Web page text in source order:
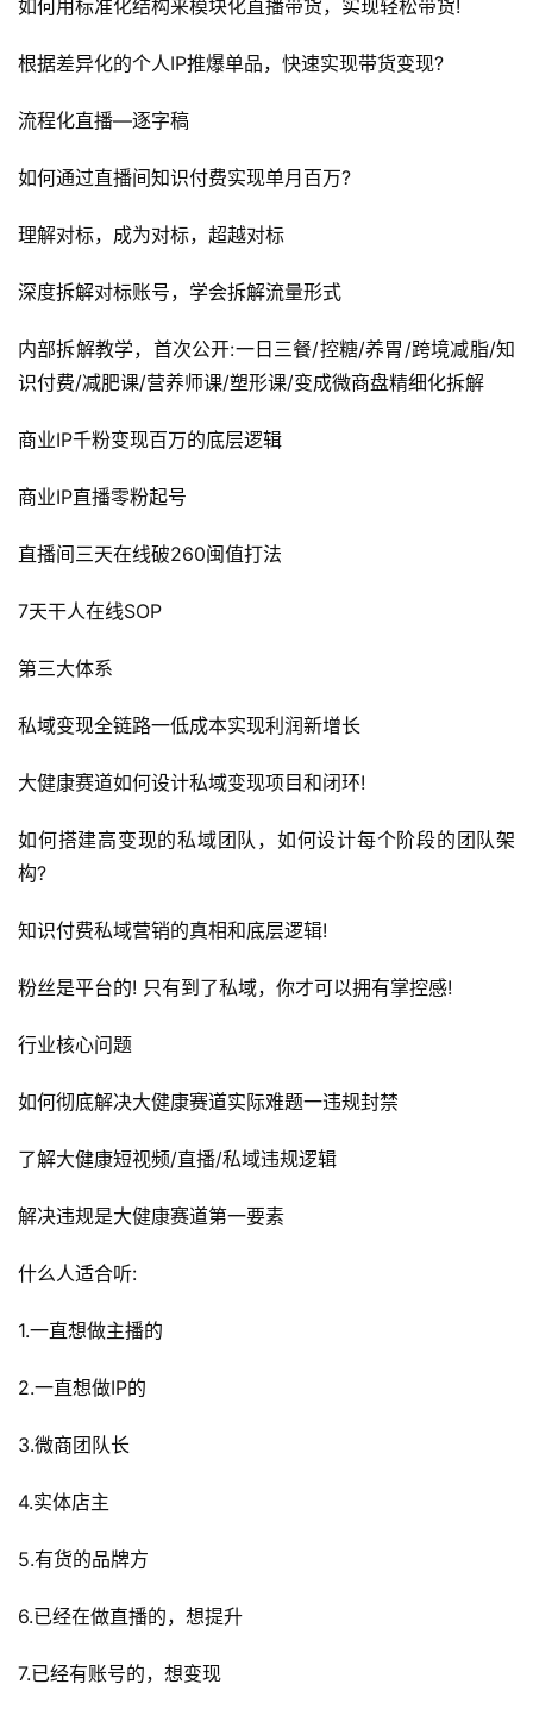
如何用标准化结构来模块化直播带货，实现轻松带货!
根据差异化的个人IP推爆单品，快速实现带货变现?
流程化直播—逐字稿
如何通过直播间知识付费实现单月百万?
理解对标，成为对标，超越对标
深度拆解对标账号，学会拆解流量形式
内部拆解教学，首次公开:一日三餐/控糖/养胃/跨境减脂/知
识付费/减肥课/营养师课/塑形课/变成微商盘精细化拆解
商业IP千粉变现百万的底层逻辑
商业IP直播零粉起号
直播间三天在线破260闽值打法
7天干人在线SOP
第三大体系
私域变现全链路一低成本实现利润新增长
大健康赛道如何设计私域变现项目和闭环!
如何搭建高变现的私域团队，如何设计每个阶段的团队架
构?
知识付费私域营销的真相和底层逻辑!
粉丝是平台的! 只有到了私域，你才可以拥有掌控感!
行业核心问题
如何彻底解决大健康赛道实际难题一违规封禁
了解大健康短视频/直播/私域违规逻辑
解决违规是大健康赛道第一要素
什么人适合听:
1.一直想做主播的
2.一直想做IP的
3.微商团队长
4.实体店主
5.有货的品牌方
6.已经在做直播的，想提升
7.已经有账号的，想变现